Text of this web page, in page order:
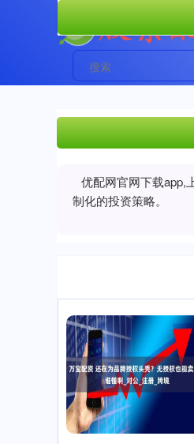
优配网官网下载app,
制化的投资策略。